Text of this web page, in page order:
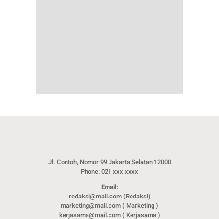
Jl. Contoh, Nomor 99 Jakarta Selatan 12000
Phone: 021 xxx xxxx
Email:
redaksi@mail.com (Redaksi)
marketing@mail.com ( Marketing )
kerjasama@mail.com ( Kerjasama )